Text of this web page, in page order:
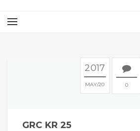
2017
MAY 20 0
GRC KR 25